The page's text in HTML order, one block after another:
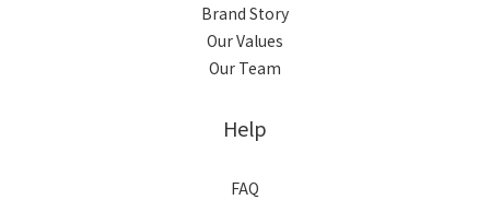
Brand Story
Our Values
Our Team
Help
FAQ